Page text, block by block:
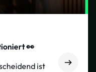
👀
ist